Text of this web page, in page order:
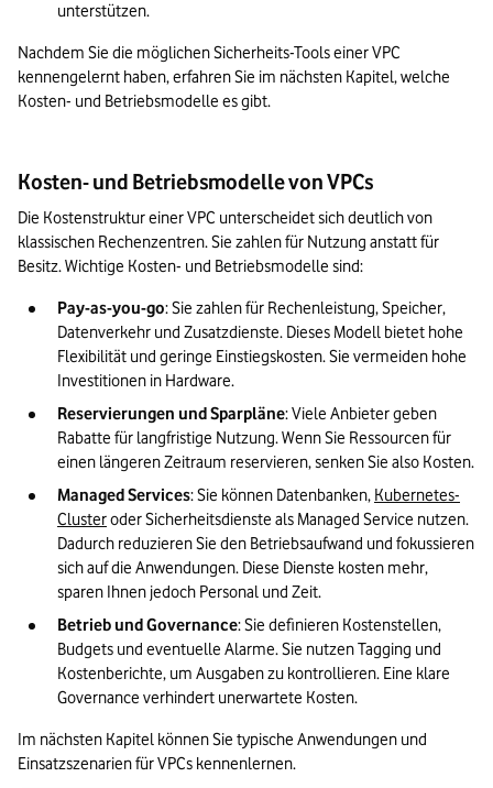
unterstützen.
Nachdem Sie die möglichen Sicherheits-Tools einer VPC
kennengelernt haben, erfahren Sie im nächsten Kapitel, welche
Kosten- und Betriebsmodelle es gibt.
Kosten- und Betriebsmodelle von VPCs
Die Kostenstruktur einer VPC unterscheidet sich deutlich von
klassischen Rechenzentren. Sie zahlen für Nutzung anstatt für
Besitz. Wichtige Kosten- und Betriebsmodelle sind:
Pay-as-you-go: Sie zahlen für Rechenleistung, Speicher,
Datenverkehr und Zusatzdienste. Dieses Modell bietet hohe
Flexibilität und geringe Einstiegskosten. Sie vermeiden hohe
Investitionen in Hardware.
Reservierungen und Sparpläne: Viele Anbieter geben
Rabatte für langfristige Nutzung. Wenn Sie Ressourcen für
einen längeren Zeitraum reservieren, senken Sie also Kosten.
Managed Services: Sie können Datenbanken, Kubernetes-
Cluster oder Sicherheitsdienste als Managed Service nutzen.
Dadurch reduzieren Sie den Betriebsaufwand und fokussieren
sich auf die Anwendungen. Diese Dienste kosten mehr,
sparen Ihnen jedoch Personal und Zeit.
Betrieb und Governance: Sie definieren Kostenstellen,
Budgets und eventuelle Alarme. Sie nutzen Tagging und
Kostenberichte, um Ausgaben zu kontrollieren. Eine klare
Governance verhindert unerwartete Kosten.
Im nächsten Kapitel können Sie typische Anwendungen und
Einsatzszenarien für VPCs kennenlernen.